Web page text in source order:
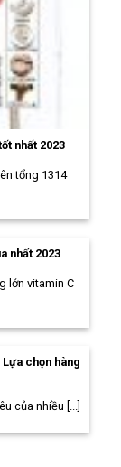
nhất 2023
tổng 1314
nhất 2023
lớn vitamin C
chọn hàng
của nhiều [...]